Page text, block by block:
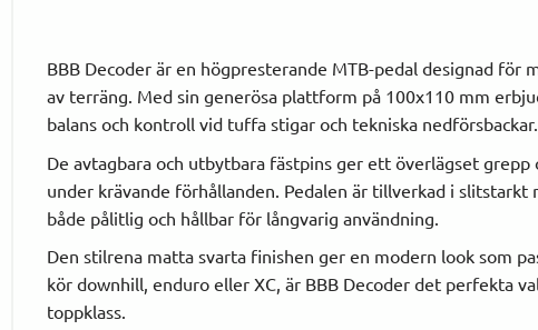
BBB Decoder är en högpresterande MTB-pedal designad
av terräng. Med sin generösa plattform på 100x110 mm
balans och kontroll vid tuffa stigar och tekniska nedförsbackar.
De avtagbara och utbytbara fästpins ger ett överlägset
under krävande förhållanden. Pedalen är tillverkad i
både pålitlig och hållbar för långvarig användning.
Den stilrena matta svarta finishen ger en modern look som
kör downhill, enduro eller XC, är BBB Decoder det perfekta
toppklass.